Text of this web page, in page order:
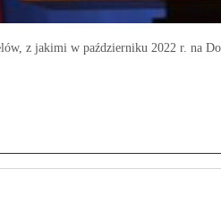
z jakimi w październiku 2022 r. na